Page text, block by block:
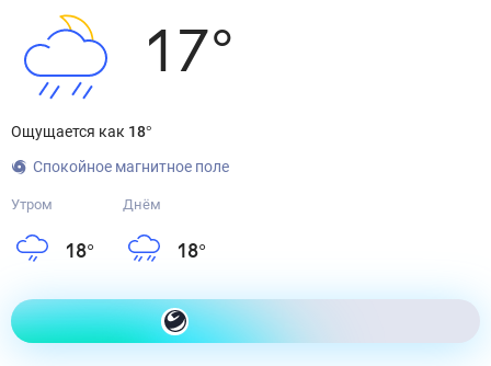
17°
Ощущается как 18°
Спокойное магнитное поле
Утром
18°
Днём
18°
Как одеться сегодня